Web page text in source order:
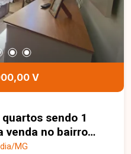
wash. Uma
quem busca
em uma região em
em contato e agende
apartamento.
V
sendo 1
venda no bairro
MG
MG